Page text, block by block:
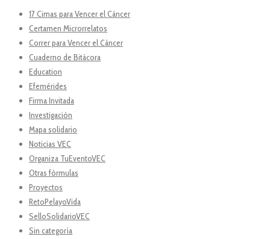
17 Cimas para Vencer el Cáncer
Certamen Microrrelatos
Correr para Vencer el Cáncer
Cuaderno de Bitácora
Education
Efemérides
Firma Invitada
Investigación
Mapa solidario
Noticias VEC
Organiza TuEventoVEC
Otras fórmulas
Proyectos
RetoPelayoVida
SelloSolidarioVEC
Sin categoría